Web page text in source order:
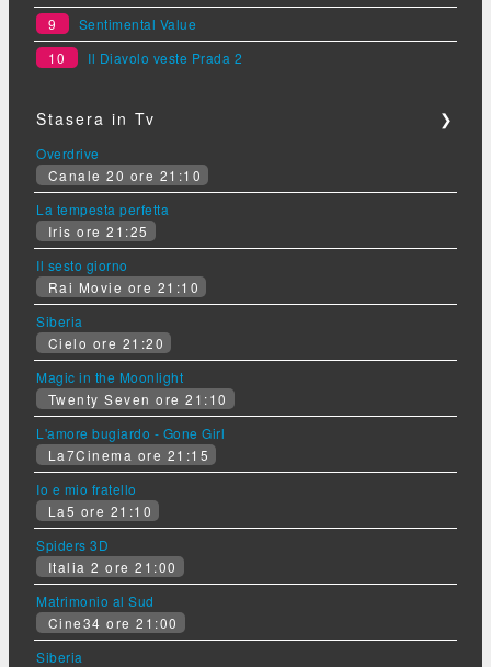
9
Sentimental Value
10
Il Diavolo veste Prada 2
Stasera in Tv ❯
Overdrive
Canale 20 ore 21:10
La tempesta perfetta
Iris ore 21:25
Il sesto giorno
Rai Movie ore 21:10
Siberia
Cielo ore 21:20
Magic in the Moonlight
Twenty Seven ore 21:10
L'amore bugiardo - Gone Girl
La7Cinema ore 21:15
Io e mio fratello
La5 ore 21:10
Spiders 3D
Italia 2 ore 21:00
Matrimonio al Sud
Cine34 ore 21:00
Siberia